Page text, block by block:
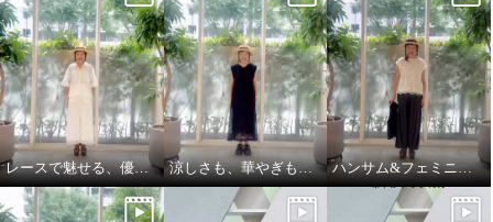
レースで魅せる、優雅でリッチな大人セットアップ 涼しさも、華やぎも、着映えも叶える ハンサム&フェミニンな大人スタイル